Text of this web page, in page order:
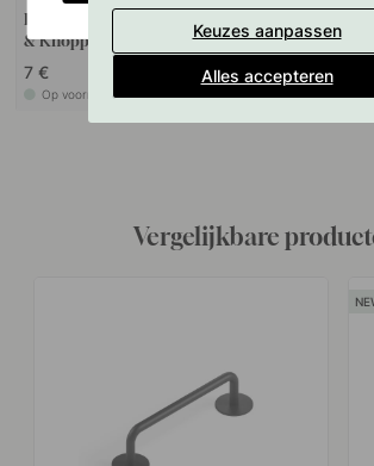
Boorsjabloon voor handgrepen
& Knoppen
7 €
Op voorraad
6.50 €
Vergelijkbare
Keuzes aanpassen
Alles accepteren